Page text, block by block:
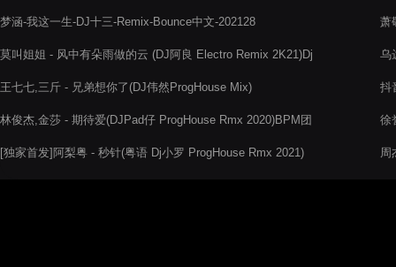
梦涵-我这一生-DJ十三-Remix-Bounce中文-202128
莫叫姐姐 - 风中有朵雨做的云 (DJ阿良 Electro Remix 2K21)Dj
王七七,三斤 - 兄弟想你了(DJ伟然ProgHouse Mix)
林俊杰,金莎 - 期待爱(DJPad仔 ProgHouse Rmx 2020)BPM团
[独家首发]阿梨粤 - 秒针(粤语 Dj小罗 ProgHouse Rmx 2021)
萧
乌
抖
徐
周